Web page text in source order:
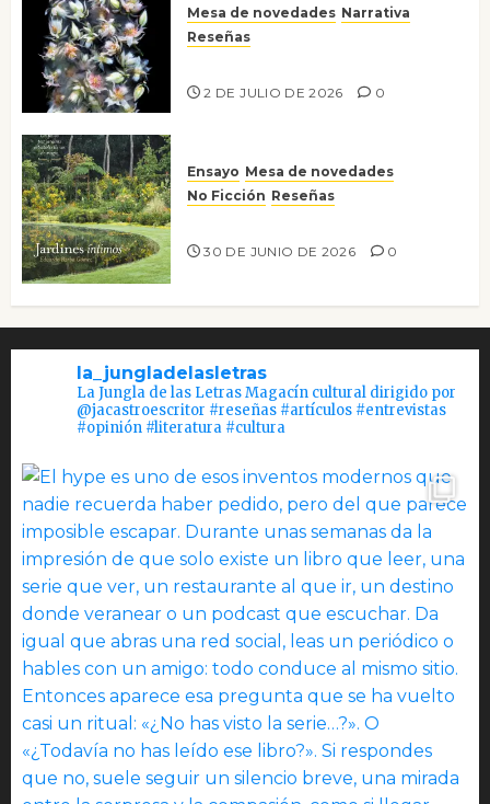
Mesa de novedades Narrativa
Reseñas
2 DE JULIO DE 2026 0
Ensayo Mesa de novedades
No Ficción Reseñas
30 DE JUNIO DE 2026 0
la_jungladelasletras
La Jungla de las Letras Magacín cultural dirigido por
@jacastroescritor #reseñas #artículos #entrevistas
#opinión #literatura #cultura